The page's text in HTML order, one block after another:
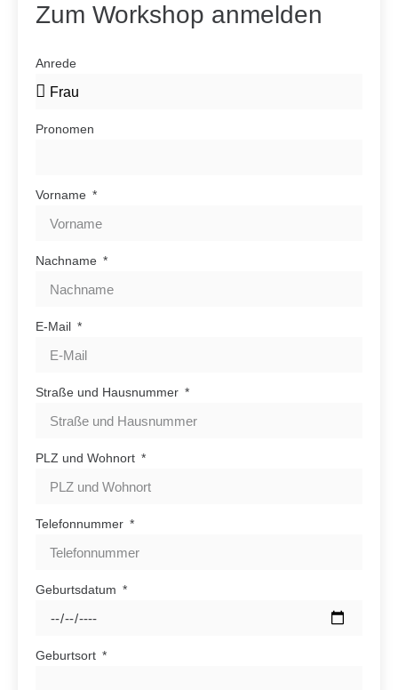
Zum Workshop anmelden
Anrede
Pronomen
Vorname
Nachname
E-Mail
Straße und Hausnummer
PLZ und Wohnort
Telefonnummer
Geburtsdatum
Geburtsort